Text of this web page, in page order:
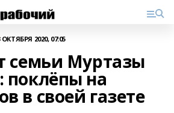
ОКТЯБРЯ 2020, 07:05
семьи Муртазы
поклёпы на
в своей газете